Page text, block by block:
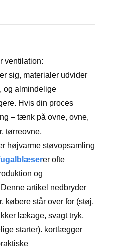
ventilation:
sig, materialer udvider
og almindelige
Hvis din proces
– tænk på ovne, ovne,
tørreovne,
højvarme støvopsamling
er ofte
og
artikel nedbryder
købere står over for (støj,
lækage, svagt tryk,
starter). kortlægger